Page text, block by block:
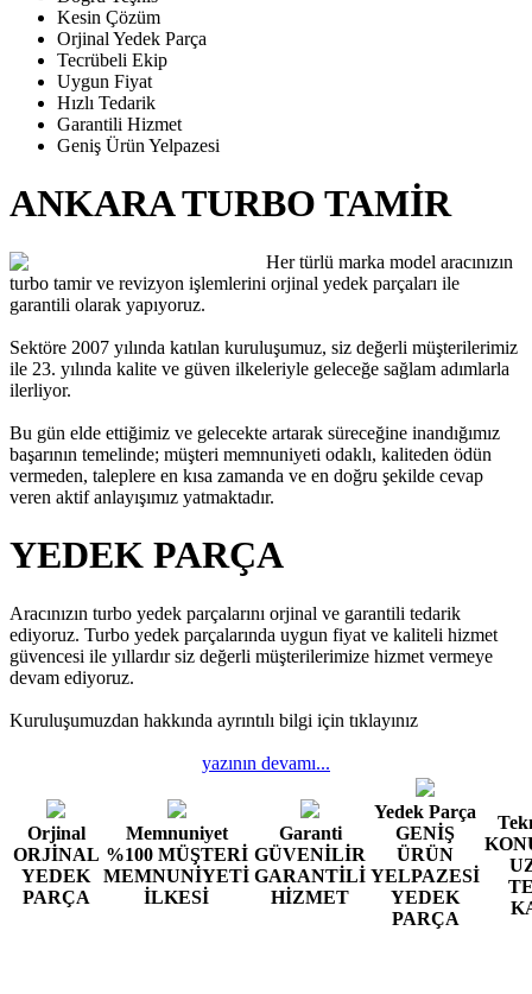
Kesin Çözüm
Orjinal Yedek Parça
Tecrübeli Ekip
Uygun Fiyat
Hızlı Tedarik
Garantili Hizmet
Geniş Ürün Yelpazesi
ANKARA TURBO TAMİR
Her türlü marka model aracınızın
turbo tamir ve revizyon işlemlerini orjinal yedek parçaları ile
garantili olarak yapıyoruz.
Sektöre 2007 yılında katılan kuruluşumuz, siz değerli müşterilerimiz
ile 23. yılında kalite ve güven ilkeleriyle geleceğe sağlam adımlarla
ilerliyor.
Bu gün elde ettiğimiz ve gelecekte artarak süreceğine inandığımız
başarının temelinde; müşteri memnuniyeti odaklı, kaliteden ödün
vermeden, taleplere en kısa zamanda ve en doğru şekilde cevap
veren aktif anlayışımız yatmaktadır.
YEDEK PARÇA
Aracınızın turbo yedek parçalarını orjinal ve garantili tedarik
ediyoruz. Turbo yedek parçalarında uygun fiyat ve kaliteli hizmet
güvencesi ile yıllardır siz değerli müşterilerimize hizmet vermeye
devam ediyoruz.
Kuruluşumuzdan hakkında ayrıntılı bilgi için tıklayınız
yazının devamı...
Orjinal
ORJİNAL
YEDEK
PARÇA
Memnuniyet
%100 MÜŞTERİ
MEMNUNİYETİ
İLKESİ
Garanti
GÜVENİLİR
GARANTİLİ
HİZMET
Yedek Parça
GENİŞ
ÜRÜN
YELPAZESİ
YEDEK
PARÇA